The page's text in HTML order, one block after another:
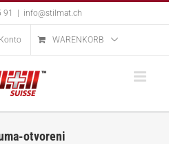
91 info@stilmat.ch
WARENKORB
otvoreni